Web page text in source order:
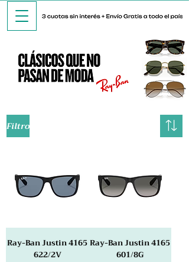
Filtro
Ray-Ban Justin 4165
622/2V
Ray-Ban Justin 4165
601/8G